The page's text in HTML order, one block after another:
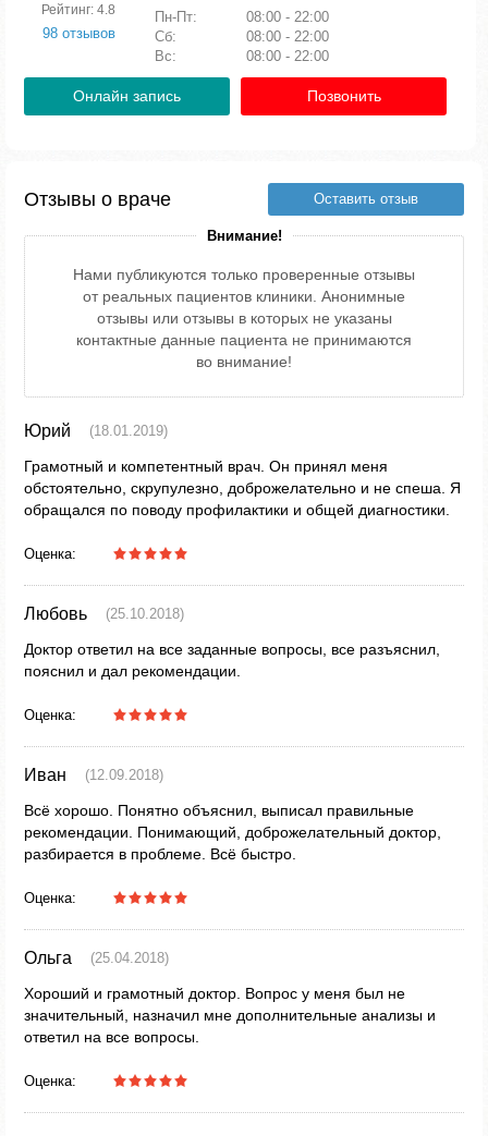
Рейтинг: 4.8
98 отзывов
Пн-Пт:
08:00 - 22:00
Сб:
08:00 - 22:00
Вс:
08:00 - 22:00
Онлайн запись Позвонить
Отзывы о враче Оставить отзыв
Внимание!
Нами публикуются только проверенные отзывы
от реальных пациентов клиники. Анонимные
отзывы или отзывы в которых не указаны
контактные данные пациента не принимаются
во внимание!
Юрий (18.01.2019)
Грамотный и компетентный врач. Он принял меня
обстоятельно, скрупулезно, доброжелательно и не спеша. Я
обращался по поводу профилактики и общей диагностики.
Оценка:
Любовь (25.10.2018)
Доктор ответил на все заданные вопросы, все разъяснил,
пояснил и дал рекомендации.
Оценка:
Иван (12.09.2018)
Всё хорошо. Понятно объяснил, выписал правильные
рекомендации. Понимающий, доброжелательный доктор,
разбирается в проблеме. Всё быстро.
Оценка:
Ольга (25.04.2018)
Хороший и грамотный доктор. Вопрос у меня был не
значительный, назначил мне дополнительные анализы и
ответил на все вопросы.
Оценка: